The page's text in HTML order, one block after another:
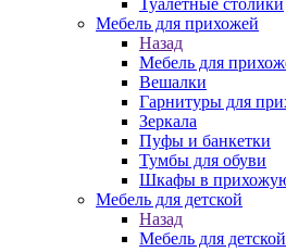
Туалетные столики
Мебель для прихожей
Назад
Мебель для
Вешалки
Гарнитуры для
Зеркала
Пуфы и банкетки
Тумбы для обуви
Шкафы в
Мебель для детской
Назад
Мебель для детской